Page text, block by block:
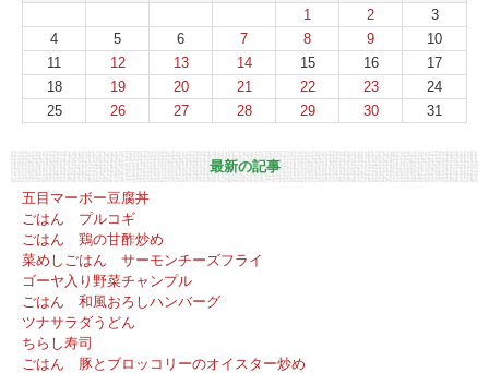
1
2
3
4
5 6 7 8 9
10
11
12 13 14 15 16
17
18
19 20 21 22 23
24
25
26 27 28 29 30 31
最新の記事
五目マーボー豆腐丼
ごはん プルコギ
ごはん 鶏の甘酢炒め
菜めしごはん サーモンチーズフライ
ゴーヤ入り野菜チャンプル
ごはん 和風おろしハンバーグ
ツナサラダうどん
ちらし寿司
ごはん 豚とブロッコリーのオイスター炒め